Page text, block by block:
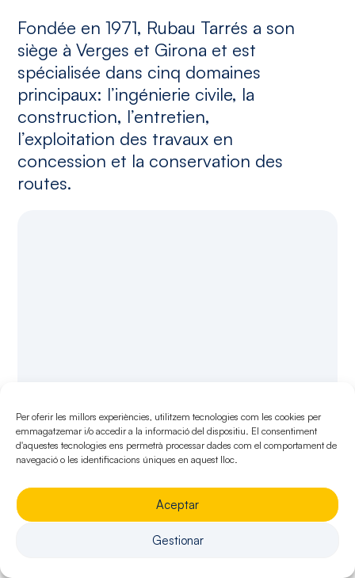
Per oferir les millors experiències, utilitzem tecnologies com les cookies per
emmagatzemar i/o accedir a la informació del dispositiu. El consentiment
d'aquestes tecnologies ens permetrà processar dades com el comportament de
navegació o les identificacions úniques en aquest lloc.
Aceptar
Gestionar
Fondée en 1971, Rubau Tarrés a son
siège à Verges et Girona et est
spécialisée dans cinq domaines
principaux: l’ingénierie civile, la
construction, l’entretien,
l’exploitation des travaux en
concession et la conservation des
routes.
Infrastructures conçues pour
améliorer le territoire
Chaque projet de travaux publics a
un impact direct sur la mobilité, la